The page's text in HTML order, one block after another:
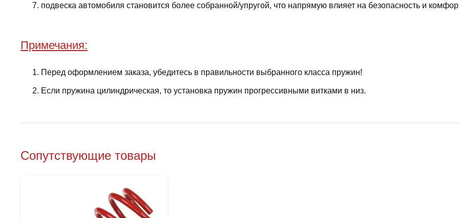
подвеска автомобиля становится более собранной/упругой, что напрямую влияет на безопасность и
Примечания:
Перед оформлением заказа, убедитесь в правильности выбранного класса пружин!
Если пружина цилиндрическая, то установка пружин прогрессивными витками в низ.
Сопутствующие товары